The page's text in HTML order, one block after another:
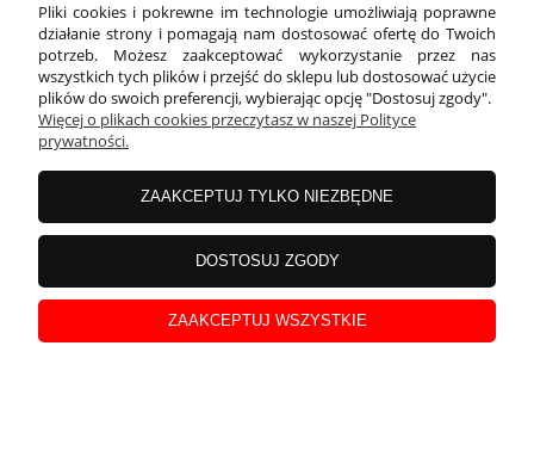
Pliki cookies i pokrewne im technologie umożliwiają poprawne
działanie strony i pomagają nam dostosować ofertę do Twoich
potrzeb. Możesz zaakceptować wykorzystanie przez nas
wszystkich tych plików i przejść do sklepu lub dostosować użycie
plików do swoich preferencji, wybierając opcję "Dostosuj zgody".
Więcej o plikach cookies przeczytasz w naszej Polityce
prywatności.
ZAAKCEPTUJ TYLKO NIEZBĘDNE
DOSTOSUJ ZGODY
ZAAKCEPTUJ WSZYSTKIE